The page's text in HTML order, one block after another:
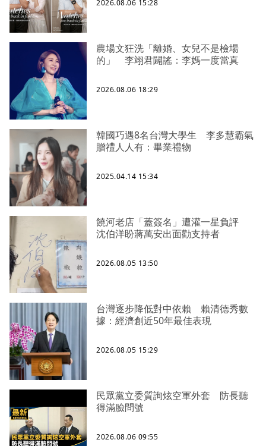
2026.08.06 15:28
農場文狂洗「離婚、女兒不是檢場
的」 李翊君闢謠：李媽一度當真
2026.08.06 18:29
韓國巧遇8名台灣大學生 李多慧霸氣
贈禮人人有：畢業禮物
2025.04.14 15:34
饒河老店「蓋簽名」遭灌一星負評
沈伯洋盼蔣萬安出面勸支持者
2026.08.05 13:50
台灣逐步降低對中依賴 賴清德秀數
據：經濟創近50年最佳表現
2026.08.05 15:29
民眾黨立委質詢炫空軍外套 防長聽
得滿臉問號
2026.08.06 09:55